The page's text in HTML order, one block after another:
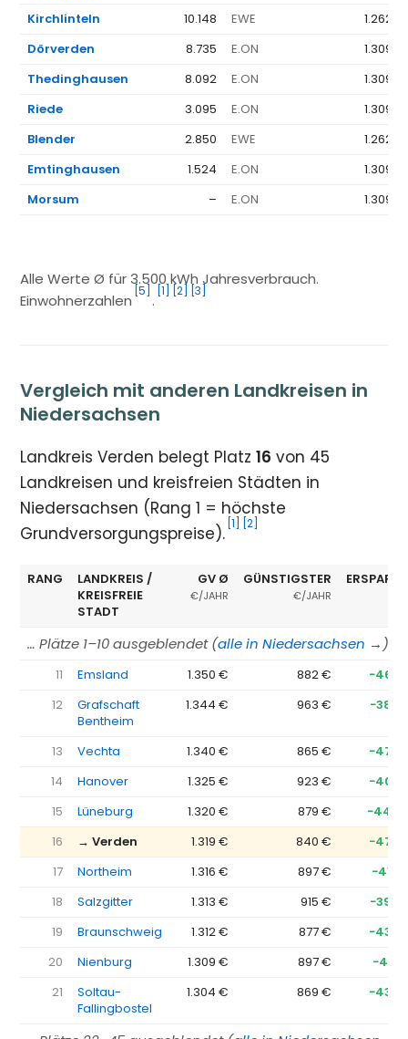
Kirchlinteln
10.148 EWE
1.262 €
Dörverden
8.735 E.ON
1.309 €
Thedinghausen
8.092 E.ON
1.309 €
Riede
3.095 E.ON
1.309 €
Blender
2.850 EWE
1.262 €
Emtinghausen
1.524 E.ON
1.309 €
Morsum
– E.ON 1.309 €
Alle Werte Ø für 3.500 kWh Jahresverbrauch.
Einwohnerzahlen
[5]
.
[1] [2] [3]
Vergleich mit anderen Landkreisen in
Niedersachsen
Landkreis Verden belegt Platz16 von 45
Landkreisen und kreisfreien Städten in
Niedersachsen (Rang 1 = höchste
Grundversorgungspreise). [1] [2]
RANG
LANDKREIS /
KREISFREIE
STADT
GV Ø
€/JAHR
GÜNSTIGSTER
€/JAHR
… Plätze 1–10 ausgeblendet (alle in Niedersachsen → )
11 Emsland 1.350 € 882 €
−467
12
Grafschaft
Bentheim
1.344 € 963 € −380
13 Vechta 1.340 € 865 €
−475
14
Hanover 1.325 € 923 €
−402
15
Lüneburg 1.320 € 879 €
−440
16
→ Verden 1.319 € 840 €
−479
17
Northeim 1.316 € 897 €
−419
18
Salzgitter 1.313 € 915 €
−398
19
Braunschweig 1.312 € 877 €
−435
20
Nienburg 1.309 € 897 €
−412
21
Soltau-
Fallingbostel
1.304 € 869 € −435